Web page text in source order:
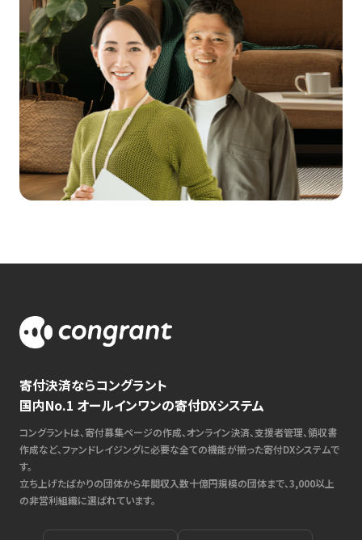
寄付決済ならコングラント
国内No.1 オールインワンの寄付DXシステム
コングラントは、寄付募集ページの作成、オンライン決済、支援者管理、領収書
作成など、ファンドレイジングに必要な全ての機能が揃った寄付DXシステムで
す。
立ち上げたばかりの団体から年間収入数十億円規模の団体まで、3,000以上
の非営利組織に選ばれています。